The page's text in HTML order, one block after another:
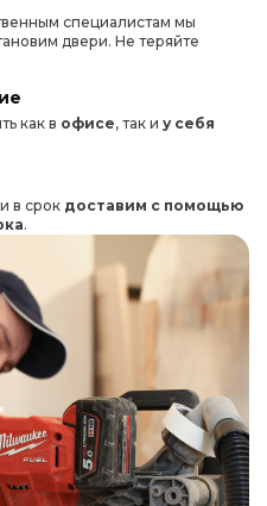
специалистам мы
двери. Не теряйте
как в офисе, так и у себя
в срок доставим с помощью
.